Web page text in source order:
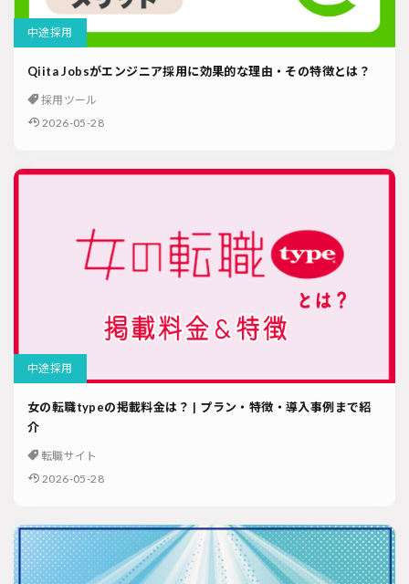
中途採用
Qiita Jobsがエンジニア採用に効果的な理由・その特徴とは？
採用ツール
2026-05-28
中途採用
女の転職typeの掲載料金は？ | プラン・特徴・導入事例まで紹
介
転職サイト
2026-05-28